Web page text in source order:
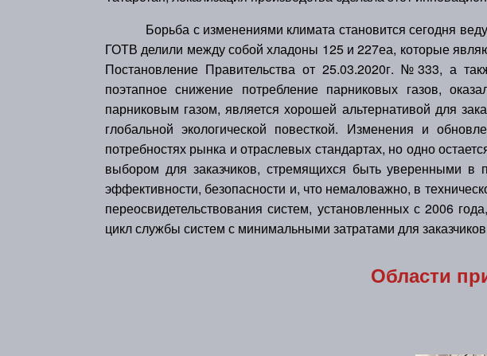
Борьба с изменениями климата становится сегодня
ГОТВ делили между собой хладоны 125 и 227еа, которые
Постановление Правительства от 25.03.2020г. №333, а
поэтапное снижение потребление парниковых газов,
парниковым газом, является хорошей альтернативой для
глобальной экологической повесткой. Изменения и
потребностях рынка и отраслевых стандартах, но одно
выбором для заказчиков, стремящихся быть уверенными
эффективности, безопасности и, что немаловажно, в
переосвидетельствования систем, установленных с 2006
цикл службы систем с минимальными затратами для
Области